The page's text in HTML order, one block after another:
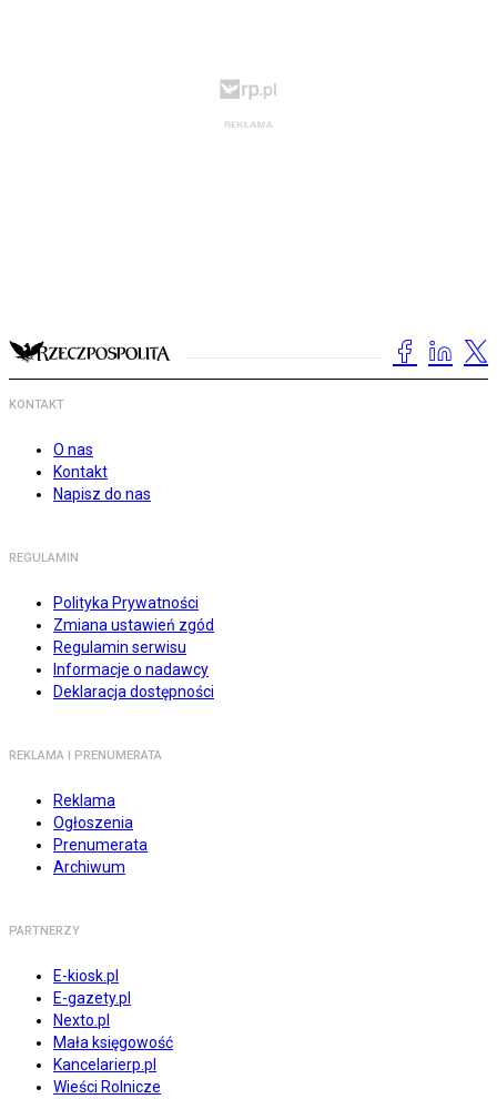
KONTAKT
O nas
Kontakt
Napisz do nas
REGULAMIN
Polityka Prywatności
Zmiana ustawień zgód
Regulamin serwisu
Informacje o nadawcy
Deklaracja dostępności
REKLAMA I PRENUMERATA
Reklama
Ogłoszenia
Prenumerata
Archiwum
PARTNERZY
E-kiosk.pl
E-gazety.pl
Nexto.pl
Mała księgowość
Kancelarierp.pl
Wieści Rolnicze